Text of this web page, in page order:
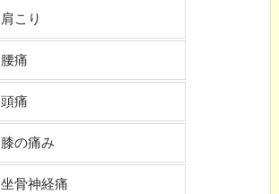
肩こり
腰痛
頭痛
膝の痛み
坐骨神経痛